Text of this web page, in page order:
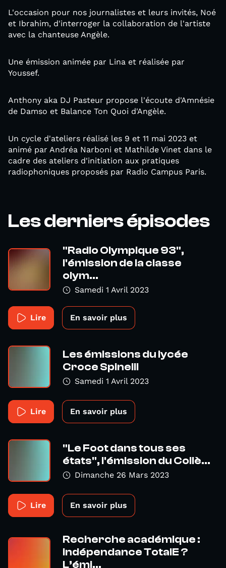
L'occasion pour nos journalistes et leurs invités, Noé
et Ibrahim, d'interroger la collaboration de l'artiste
avec la chanteuse Angèle.
Une émission animée par Lina et réalisée par
Youssef.
Anthony aka DJ Pasteur propose l'écoute d'Amnésie
de Damso et Balance Ton Quoi d'Angèle.
Un cycle d'ateliers réalisé les 9 et 11 mai 2023 et
animé par Andréa Narboni et Mathilde Vinet dans le
cadre des ateliers d'initiation aux pratiques
radiophoniques proposés par Radio Campus Paris.
Les derniers épisodes
"Radio Olympique 93",
l'émission de la classe
olym...
Samedi 1 Avril 2023
Lire En savoir plus
Les émissions du lycée
Croce Spinelli
Samedi 1 Avril 2023
Lire En savoir plus
"Le Foot dans tous ses
états", l'émission du Collè...
Dimanche 26 Mars 2023
Lire En savoir plus
Recherche académique :
indépendance TotalE ?
L’émi...